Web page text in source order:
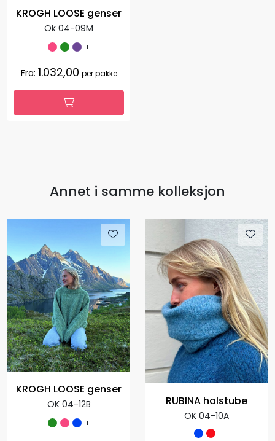
KROGH LOOSE genser
Ok 04-09M
+
Fra: 1.032,00 per pakke
Annet i samme kolleksjon
KROGH LOOSE genser
OK 04-12B
+
RUBINA halstube
OK 04-10A